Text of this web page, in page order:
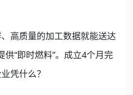
质量的加工数据就能送达
“即时燃料”。成立4个月完
凭什么？